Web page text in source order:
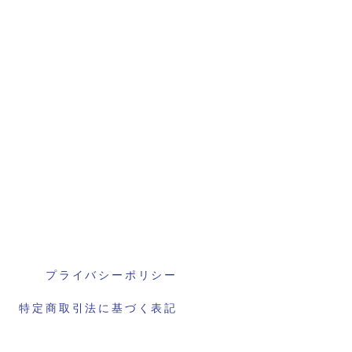
プライバシーポリシー
特定商取引法に基づく表記